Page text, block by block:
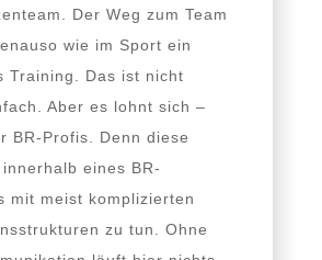
Der Weg zum Team
wie im Sport ein
Training. Das ist nicht
Aber es lohnt sich –
BR-Profis. Denn die­se
eines BR-
mit meist kom­pli­zier­ten
zu tun. Ohne